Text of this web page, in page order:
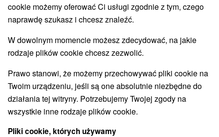
Wybierz lokalizację lub datę
Najlepiej sprzedające
Wsie i miasta
Ždiar(118) Stará Lesná(91) Pokaż wszystko
NAJTAŃSZE NAJDROŻSZE
cookie możemy oferować Ci usługi zgodnie z tym, czego
naprawdę szukasz i chcesz znaleźć.
W dowolnym momencie możesz zdecydować, na jakie
rodzaje plików cookie chcesz zezwolić.
Prawo stanowi, że możemy przechowywać pliki cookie na
Twoim urządzeniu, jeśli są one absolutnie niezbędne do
działania tej witryny. Potrzebujemy Twojej zgody na
wszystkie inne rodzaje plików cookie.
Pliki cookie, których używamy